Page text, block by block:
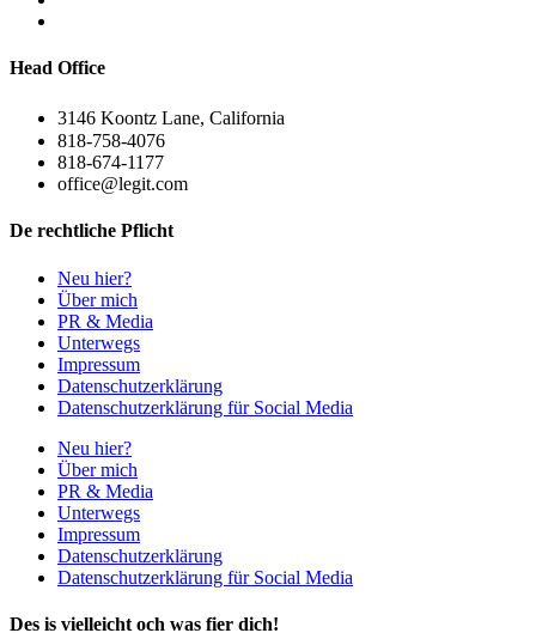
Head Office
3146 Koontz Lane, California
818-758-4076
818-674-1177
office@legit.com
De rechtliche Pflicht
Neu hier?
Über mich
PR & Media
Unterwegs
Impressum
Datenschutzerklärung
Datenschutzerklärung für Social Media
Neu hier?
Über mich
PR & Media
Unterwegs
Impressum
Datenschutzerklärung
Datenschutzerklärung für Social Media
Des is vielleicht och was fier dich!